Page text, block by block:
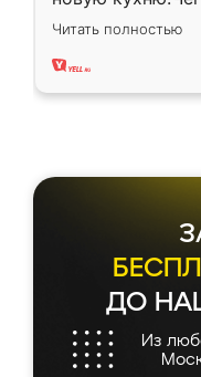
вполне
два года,
Читать полностью
ДО
Из